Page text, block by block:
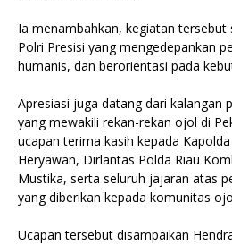
Ia menambahkan, kegiatan
Polri Presisi yang mengedepankan
humanis, dan berorientasi pada
Apresiasi juga datang dari kalangan
yang mewakili rekan-rekan ojol di
ucapan terima kasih kepada
Heryawan, Dirlantas Polda Riau
Mustika, serta seluruh jajaran atas
yang diberikan kepada komunitas
Ucapan tersebut disampaikan